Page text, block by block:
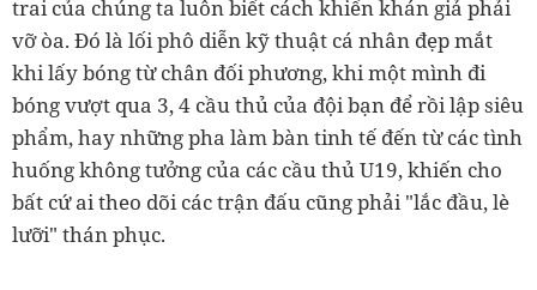
trai của chúng ta luôn biết cách khiến khán giả phải
vỡ òa. Đó là lối phô diễn kỹ thuật cá nhân đẹp mắt
khi lấy bóng từ chân đối phương, khi một mình đi
bóng vượt qua 3, 4 cầu thủ của đội bạn để rồi lập siêu
phẩm, hay những pha làm bàn tinh tế đến từ các tình
huống không tưởng của các cầu thủ U19, khiến cho
bất cứ ai theo dõi các trận đấu cũng phải "lắc đầu, lè
lưỡi" thán phục.